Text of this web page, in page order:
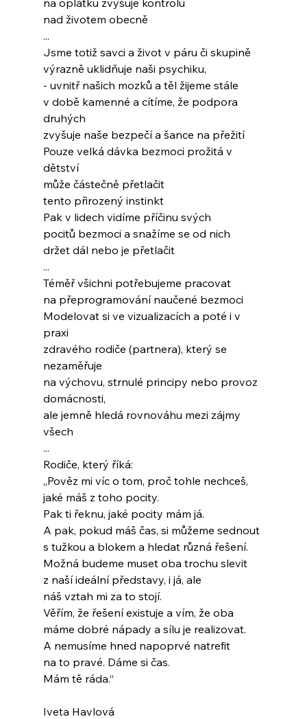
nad životem obecně
...
Jsme totiž savci a život v páru či skupině
výrazně uklidňuje naši psychiku,
- uvnitř našich mozků a těl žijeme stále
v době kamenné a cítíme, že podpora
druhých
zvyšuje naše bezpečí a šance na přežití
Pouze velká dávka bezmoci prožitá v
dětství
může částečně přetlačit
tento přirozený instinkt
Pak v lidech vidíme příčinu svých
pocitů bezmoci a snažíme se od nich
držet dál nebo je přetlačit
...
Téměř všichni potřebujeme pracovat
na přeprogramování naučené bezmoci
Modelovat si ve vizualizacích a poté i v
praxi
zdravého rodiče (partnera), který se
nezaměřuje
na výchovu, strnulé principy nebo provoz
domácnosti,
ale jemně hledá rovnováhu mezi zájmy
všech
...
Rodiče, který říká:
„Pověz mi víc o tom, proč tohle nechceš,
jaké máš z toho pocity.
Pak ti řeknu, jaké pocity mám já.
A pak, pokud máš čas, si můžeme sednout
s tužkou a blokem a hledat různá řešení.
Možná budeme muset oba trochu slevit
z naší ideální představy, i já, ale
náš vztah mi za to stojí.
Věřím, že řešení existuje a vím, že oba
máme dobré nápady a sílu je realizovat.
A nemusíme hned napoprvé natrefit
na to pravé. Dáme si čas.
Mám tě ráda.“
Iveta Havlová